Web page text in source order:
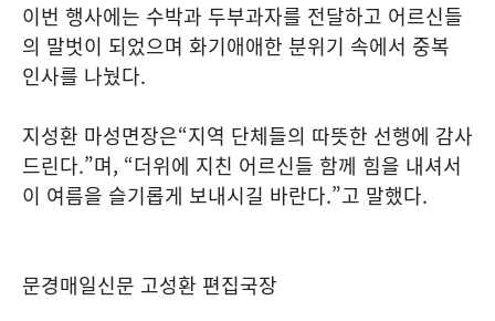
이번 행사에는 수박과 두부과자를 전달하고 어르신들
의 말벗이 되었으며 화기애애한 분위기 속에서 중복
인사를 나눴다.
지성환 마성면장은“지역 단체들의 따뜻한 선행에 감사
드린다.”며, “더위에 지친 어르신들 함께 힘을 내셔서
이 여름을 슬기롭게 보내시길 바란다.”고 말했다.
문경매일신문 고성환 편집국장